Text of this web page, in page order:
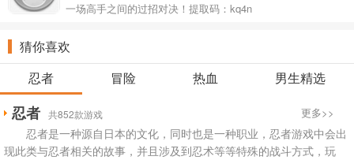
一场高手之间的过招对决！提取码：kq4n
猜你喜欢
忍者
冒险 热血 男生精选
忍者 共852款游戏 更多>>
忍者是一种源自日本的文化，同时也是一种职业，忍者游戏中会出
现此类与忍者相关的故事，并且涉及到忍术等等特殊的战斗方式，玩